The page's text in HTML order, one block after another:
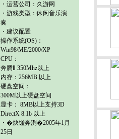
・运营公司： 久游网
・游戏类型：休闲音乐演
奏
・建议配置
操作系统(OS)：
Win98/ME/2000/XP
CPU：
奔腾Ⅱ 350Mhz以上
内存：256MB 以上
硬盘空间：
300M以上硬盘空间
显卡： 8MB以上支持3D
DirectX 8.1b 以上
・�炔馐奔洌�2005年1月
25日